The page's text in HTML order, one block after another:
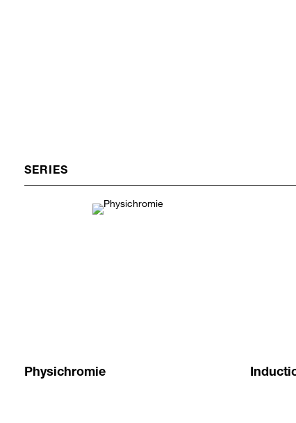
SERIES
Physichromie